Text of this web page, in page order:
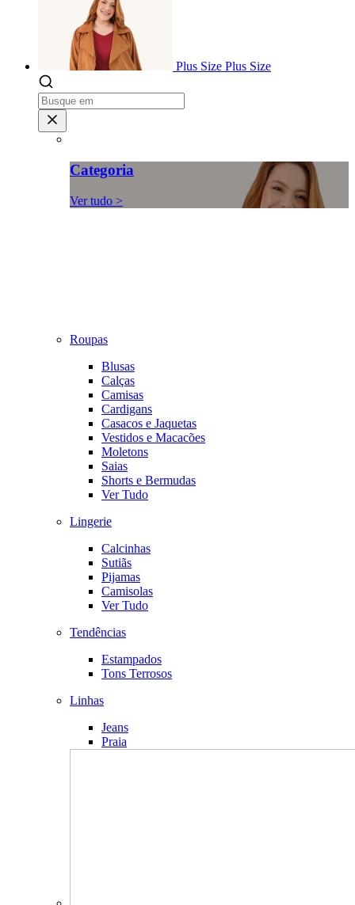
Plus Size Plus Size
Categoria
Ver tudo >
Roupas
Blusas
Calças
Camisas
Cardigans
Casacos e Jaquetas
Vestidos e Macacões
Moletons
Saias
Shorts e Bermudas
Ver Tudo
Lingerie
Calcinhas
Sutiãs
Pijamas
Camisolas
Ver Tudo
Tendências
Estampados
Tons Terrosos
Linhas
Jeans
Praia